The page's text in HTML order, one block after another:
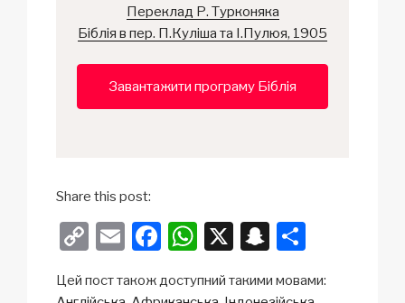
Переклад Р. Турконяка
Біблія в пер. П.Куліша та І.Пулюя, 1905
Завантажити програму Біблія
Share this post:
C
p
E
ail
F
c
W
at
X
S
a ar
Цей пост також доступний такими мовами: